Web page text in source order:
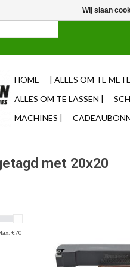
HOME | ALLES OM TE
ALLES OM TE LASSEN |
MACHINES |
met 20x20
€70
een onderlegplaat
TOEVOEGEN AAN
Wij slaan
leverbaar ✓ Op